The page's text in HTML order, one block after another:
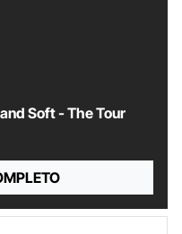
Soft - The Tour